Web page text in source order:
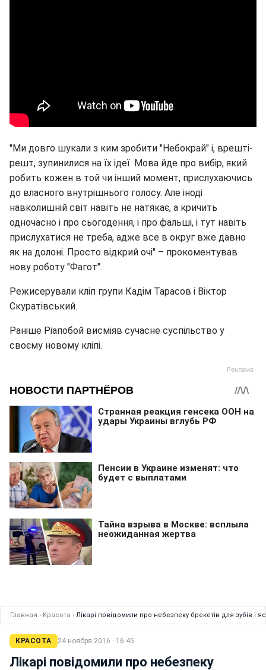
"Ми довго шукали з ким зробити "Небокрай" і, врешті-
решт, зупинилися на їх ідеї. Мова йде про вибір, який
робить кожен в той чи інший момент, прислухаючись
до власного внутрішнього голосу. Але іноді
навколишній світ навіть не натякає, а кричить
одночасно і про сьогодення, і про фальші, і тут навіть
прислухатися не треба, адже все в округ вже давно
як на долоні. Просто відкрий очі" – прокоментував
нову роботу "Фагот".
Режисерували кліп групи Кадім Тарасов і Віктор
Скуратівський.
Раніше Ріапобой висміяв сучасне суспільство у
своєму новому кліпі.
Главная › Красота › Лікарі повідомили про небезпеку брекетів для зубів і
КРАСОТА 24 ноября 2016 · 16:45
Лікарі повідомили про небезпеку